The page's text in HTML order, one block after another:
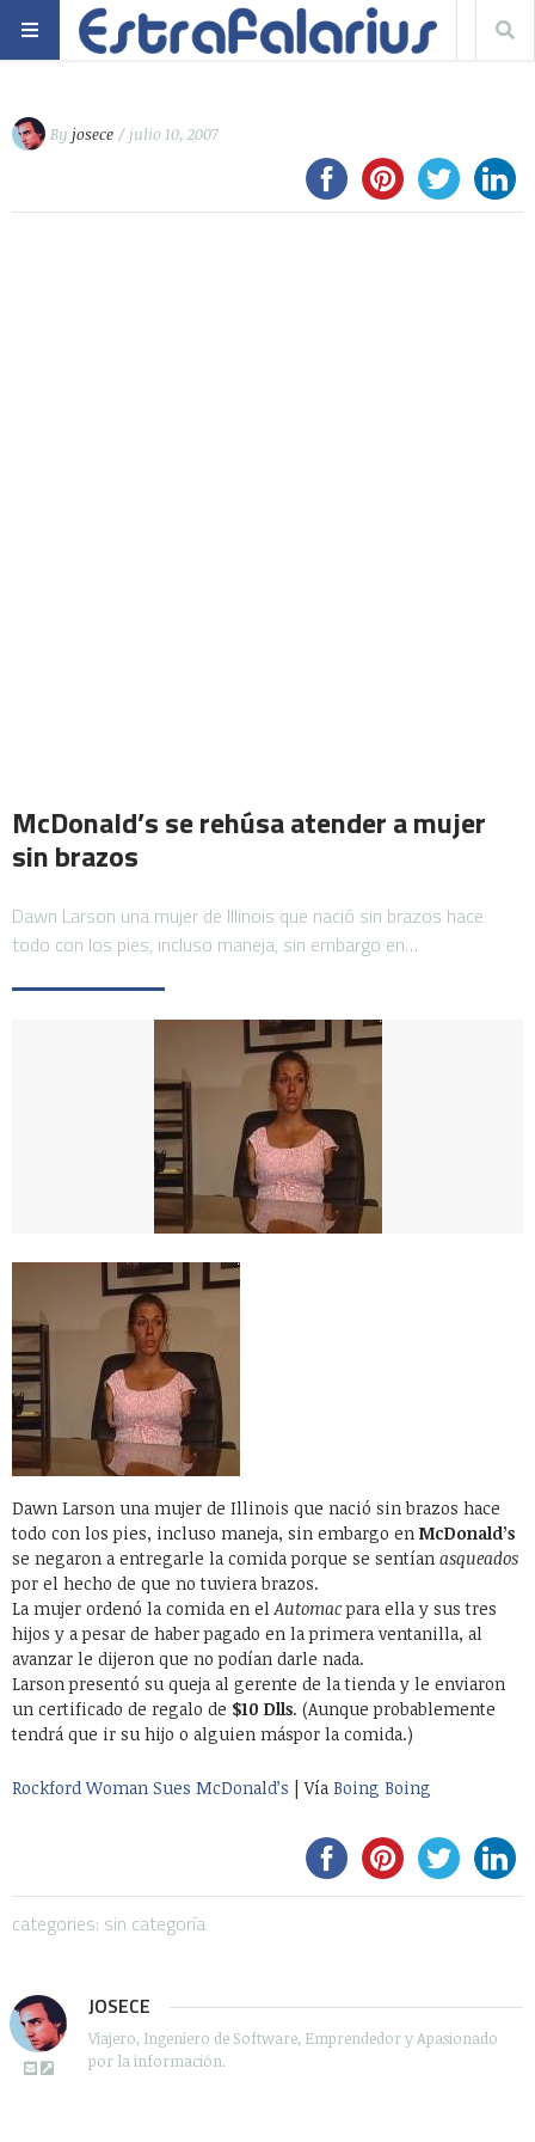
By josece / julio 10, 2007
McDonald’s se rehúsa atender a mujer
sin brazos
Dawn Larson una mujer de Illinois que nació sin brazos hace
todo con los pies, incluso maneja, sin embargo en…
Dawn Larson una mujer de Illinois que nació sin brazos hace
todo con los pies, incluso maneja, sin embargo en McDonald’s
se negaron a entregarle la comida porque se sentían asqueados
por el hecho de que no tuviera brazos.
La mujer ordenó la comida en elAutomacpara ella y sus tres
hijos y a pesar de haber pagado en la primera ventanilla, al
avanzar le dijeron que no podían darle nada.
Larson presentó su queja al gerente de la tienda y le enviaron
un certificado de regalo de $10 Dlls. (Aunque probablemente
tendrá que ir su hijo o alguien máspor la comida.)
Rockford Woman Sues McDonald’s | Vía Boing Boing
categories: sin categoría
JOSECE
Viajero, Ingeniero de Software, Emprendedor y Apasionado
por la información.